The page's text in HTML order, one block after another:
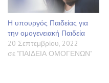
Η υπουργός Παιδείας για
την ομογενειακή Παιδεία
20 Σεπτεμβρίου, 2022
σε "ΠΑΙΔΕΙΑ ΟΜΟΓΕΝΩΝ"